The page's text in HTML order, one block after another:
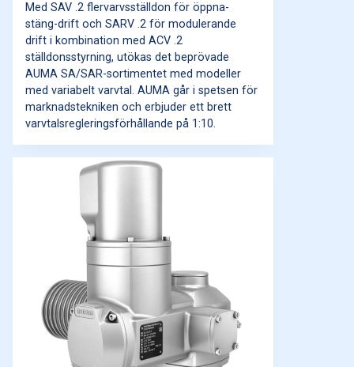
Med SAV .2 flervarvsställdon för öppna-
stäng-drift och SARV .2 för modulerande
drift i kombination med ACV .2
ställdonsstyrning, utökas det beprövade
AUMA SA/SAR-sortimentet med modeller
med variabelt varvtal. AUMA går i spetsen för
marknadstekniken och erbjuder ett brett
varvtalsregleringsförhållande på 1:10.